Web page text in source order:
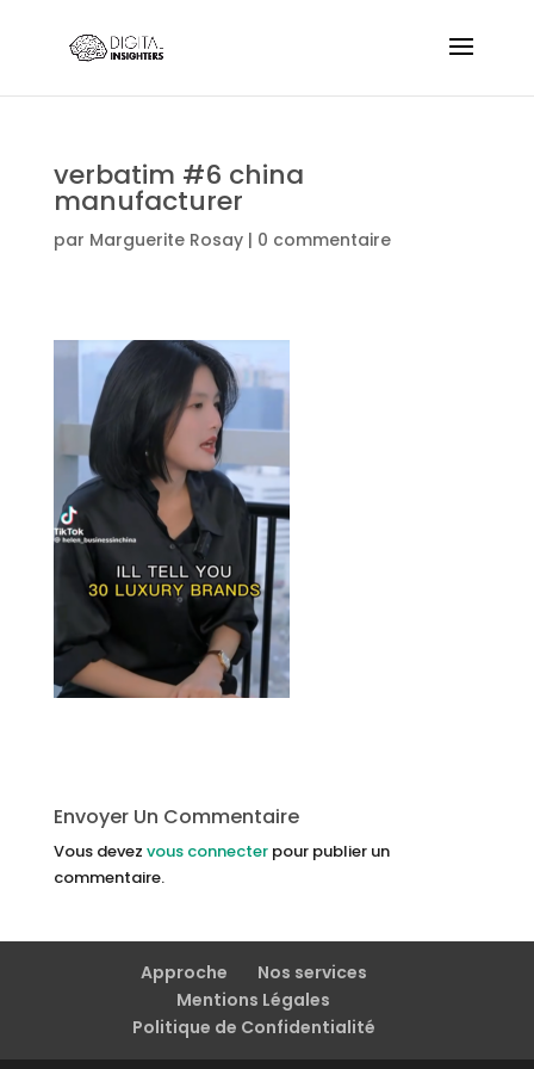
verbatim #6 china
manufacturer
par Marguerite Rosay| 0 commentaire
Envoyer Un Commentaire
Vous devez vous connecterpour publier un
commentaire.
Approche
Nos services
Mentions Légales
Politique de Confidentialité